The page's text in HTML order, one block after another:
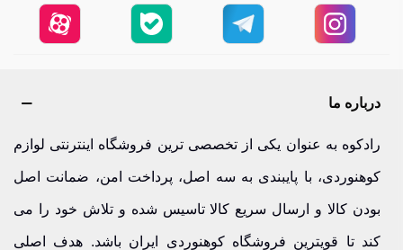
پارچه گورتکس ضدآب و ضدباد
عایق حرارتی قدرتمند برای دماهای زیر صفر
اگر به دنبال دستکشی هستید که در سخت‌ترین شرایط سبلان هم
عملکرد خود را حفظ کند، گورتکس بهترین گزینه است.
دستکش موتال مدل ولکان – انتخابی مقاوم برای مسیرهای سخت
درباره ما
رادکوه به عنوان یکی از تخصصی ترین فروشگاه اینترنتی لوازم
کوهنوردی، با پایبندی به سه اصل، پرداخت امن، ضمانت اصل
بودن کالا و ارسال سریع کالا تاسیس شده و تلاش خود را می
کند تا قویترین فروشگاه کوهنوردی ایران باشد. هدف اصلی